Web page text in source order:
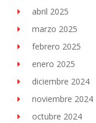
abril 2025
marzo 2025
febrero 2025
enero 2025
diciembre 2024
noviembre 2024
octubre 2024